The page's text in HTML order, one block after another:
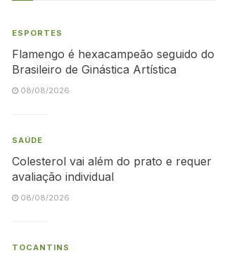
ESPORTES
Flamengo é hexacampeão seguido do
Brasileiro de Ginástica Artística
08/08/2026
SAÚDE
Colesterol vai além do prato e requer
avaliação individual
08/08/2026
TOCANTINS